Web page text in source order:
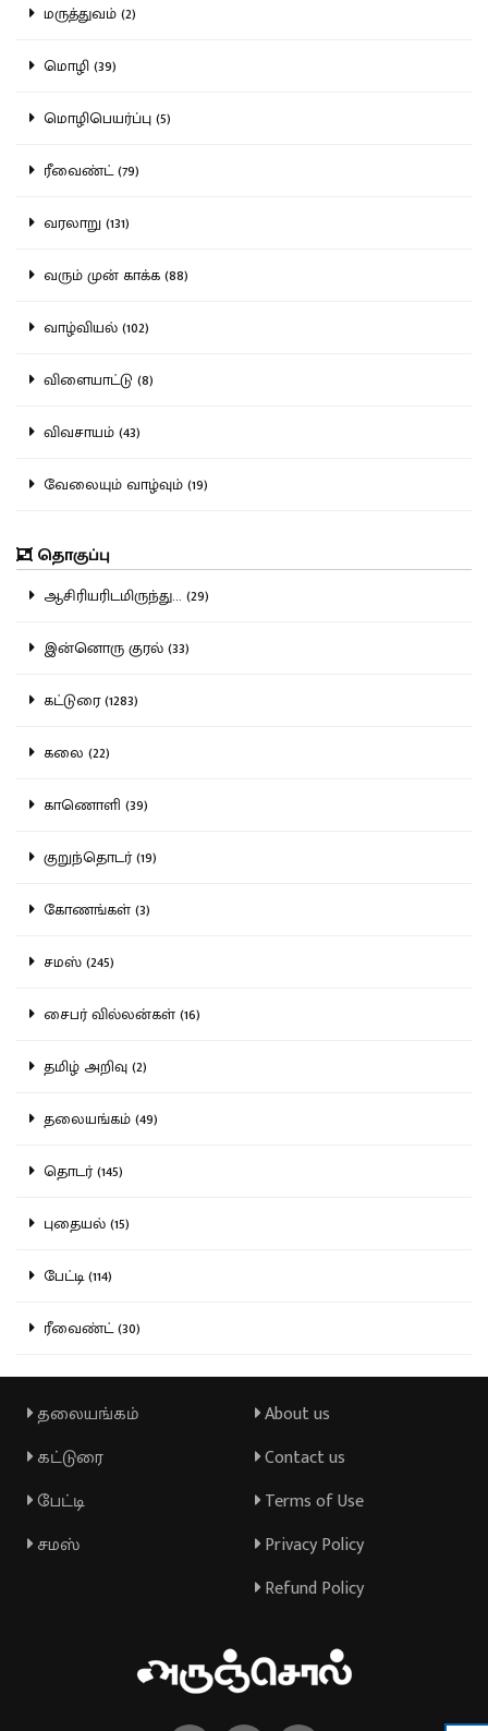
மருத்துவம் (2)
மொழி (39)
மொழிபெயர்ப்பு (5)
ரீவைண்ட் (79)
வரலாறு (131)
வரும் முன் காக்க (88)
வாழ்வியல் (102)
விளையாட்டு (8)
விவசாயம் (43)
வேலையும் வாழ்வும் (19)
தொகுப்பு
ஆசிரியரிடமிருந்து... (29)
இன்னொரு குரல் (33)
கட்டுரை (1283)
கலை (22)
காணொளி (39)
குறுந்தொடர் (19)
கோணங்கள் (3)
சமஸ் (245)
சைபர் வில்லன்கள் (16)
தமிழ் அறிவு (2)
தலையங்கம் (49)
தொடர் (145)
புதையல் (15)
பேட்டி (114)
ரீவைண்ட் (30)
தலையங்கம்
கட்டுரை
பேட்டி
சமஸ்
About us
Contact us
Terms of Use
Privacy Policy
Refund Policy